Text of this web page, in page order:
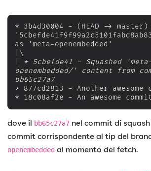
* 3b4d30004 - (HEAD -> master)
as 'meta-openembedded'
|\
* 5cbefde41 - Squashed
openembedded/' content from
*
*
dove il bb65c27a7 nel commit di squash
commit corrispondente al tip del
openembedded al momento del fetch.